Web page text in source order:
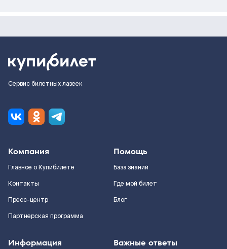
Сервис билетных лазеек
Компания
Главное о Купибилете
Контакты
Пресс-центр
Партнерская программа
Помощь
База знаний
Где мой билет
Блог
Информация Важные ответы